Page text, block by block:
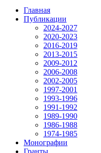
Главная
Публикации
2024-2027
2020-2023
2016-2019
2013-2015
2009-2012
2006-2008
2002-2005
1997-2001
1993-1996
1991-1992
1989-1990
1986-1988
1974-1985
Монографии
Гранты